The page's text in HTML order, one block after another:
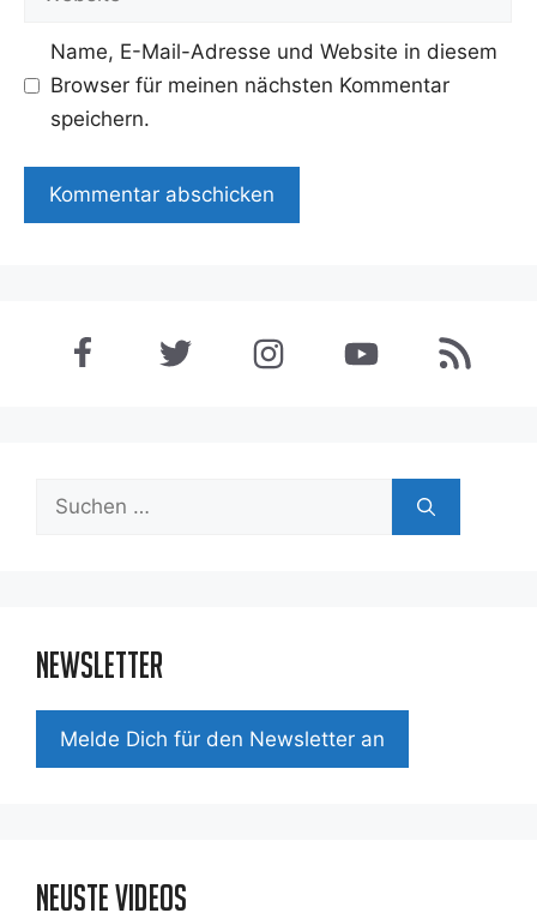
Name, E-Mail-Adresse und Website in diesem
Browser für meinen nächsten Kommentar
speichern.
Suchen
Newsletter
Mel­de Dich für den News­let­ter an
Neuste Videos